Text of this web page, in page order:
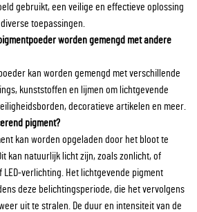
gebruikt, een veilige en effectieve oplossing
toepassingen.
worden gemengd met andere
kan worden gemengd met verschillende
kunststoffen en lijmen om lichtgevende
decoratieve artikelen en meer.
pigment?
kan worden opgeladen door het bloot te
kan natuurlijk licht zijn, zoals zonlicht, of
verlichting. Het lichtgevende pigment
deze belichtingsperiode, die het vervolgens
uit te stralen. De duur en intensiteit van de